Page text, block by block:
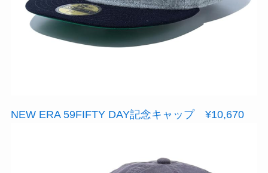
NEW ERA 59FIFTY DAY記念キャップ ¥10,670